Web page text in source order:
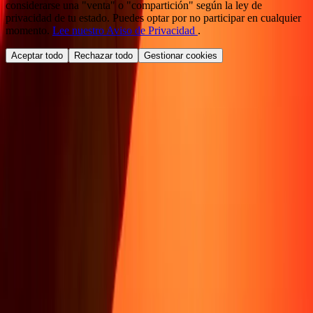
considerarse una "venta" o "compartición" según la ley de
privacidad de tu estado. Puedes optar por no participar en cualquier
momento. Lee nuestro Aviso de Privacidad .
Aceptar todo Rechazar todo Gestionar cookies